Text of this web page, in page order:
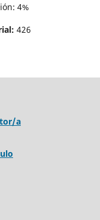
4%
426
a